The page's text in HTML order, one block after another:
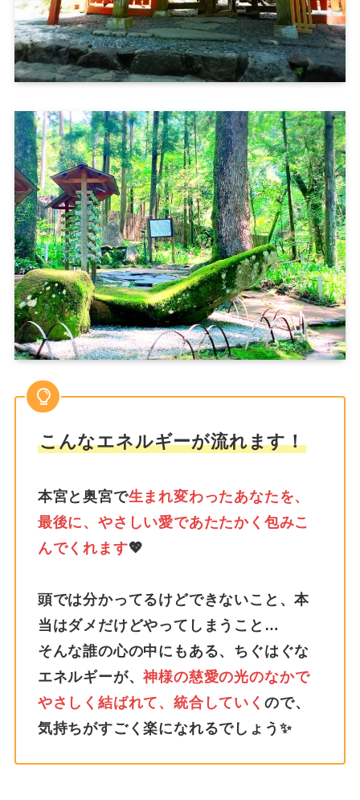
こんなエネルギーが流れます！
本宮と奥宮で生まれ変わったあなたを、
最後に、やさしい愛であたたかく包みこ
んでくれます💖
頭では分かってるけどできないこと、本
当はダメだけどやってしまうこと…
そんな誰の心の中にもある、ちぐはぐな
エネルギーが、神様の慈愛の光のなかで
やさしく結ばれて、統合していく ので、
気持ちがすごく楽になれるでしょう✨